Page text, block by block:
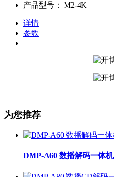
产品型号：
M2-4K
详情
参数
为您推荐
DMP-A60 数播解码一体机